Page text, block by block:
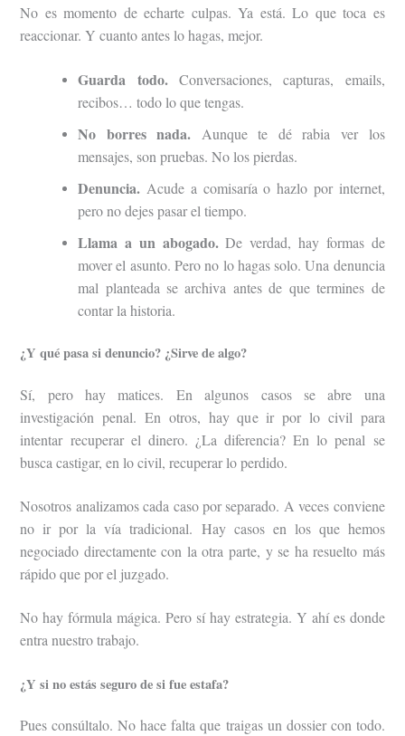
No es momento de echarte culpas. Ya está. Lo que toca es
reaccionar. Y cuanto antes lo hagas, mejor.
Guarda todo.Conversaciones, capturas, emails,
recibos… todo lo que tengas.
No borres nada. Aunque te dé rabia ver los
mensajes, son pruebas. No los pierdas.
Denuncia. Acude a comisaría o hazlo por internet,
pero no dejes pasar el tiempo.
Llama a un abogado.De verdad, hay formas de
mover el asunto. Pero no lo hagas solo. Una denuncia
mal planteada se archiva antes de que termines de
contar la historia.
¿Y qué pasa si denuncio? ¿Sirve de algo?
Sí, pero hay matices. En algunos casos se abre una
investigación penal. En otros, hay que ir por lo civil para
intentar recuperar el dinero. ¿La diferencia? En lo penal se
busca castigar, en lo civil, recuperar lo perdido.
Nosotros analizamos cada caso por separado. A veces conviene
no ir por la vía tradicional. Hay casos en los que hemos
negociado directamente con la otra parte, y se ha resuelto más
rápido que por el juzgado.
No hay fórmula mágica. Pero sí hay estrategia. Y ahí es donde
entra nuestro trabajo.
¿Y si no estás seguro de si fue estafa?
Pues consúltalo. No hace falta que traigas un dossier con todo.